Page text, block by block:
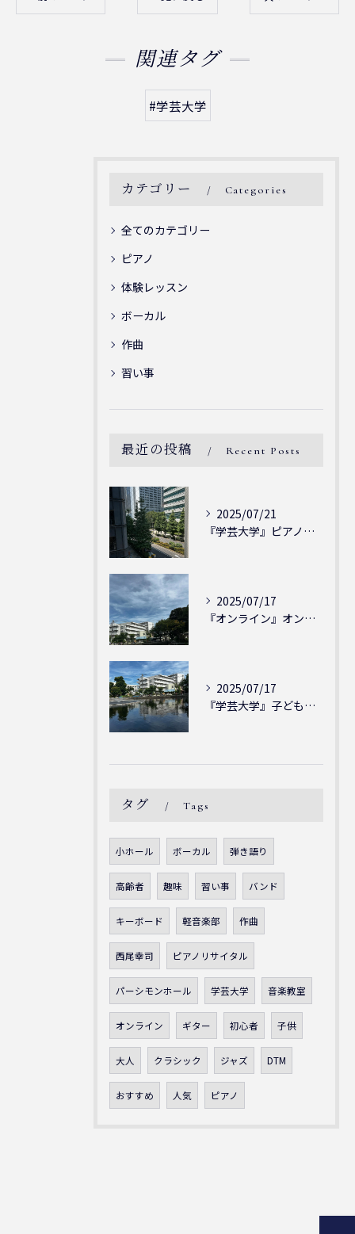
関連タグ
#学芸大学
カテゴリー Categories
全てのカテゴリー
ピアノ
体験レッスン
ボーカル
作曲
習い事
最近の投稿 Recent Posts
2025/07/21
『学芸大学』ピアノを弾ける喜び - シェリー・アーツ音楽教室...
2025/07/17
『オンライン』オンラインの会員様大募集中！シェリー・アーツ音...
2025/07/17
『学芸大学』子どもには子どもの表現が大切！シェリー・アーツ音...
タグ Tags
小ホール ボーカル 弾き語り
高齢者 趣味 習い事 バンド
キーボード 軽音楽部 作曲
西尾幸司 ピアノリサイタル
パーシモンホール 学芸大学 音楽教室
オンライン ギター 初心者 子供
大人 クラシック ジャズ DTM
おすすめ 人気 ピアノ